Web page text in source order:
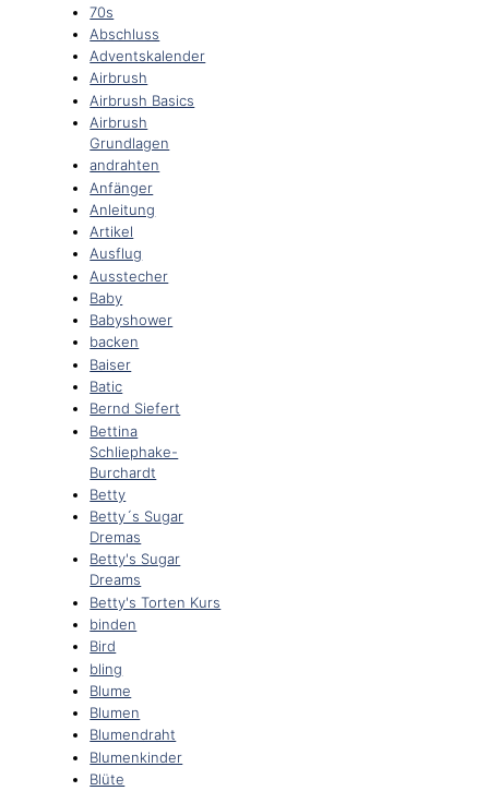
70s
Abschluss
Adventskalender
Airbrush
Airbrush Basics
Airbrush
Grundlagen
andrahten
Anfänger
Anleitung
Artikel
Ausflug
Ausstecher
Baby
Babyshower
backen
Baiser
Batic
Bernd Siefert
Bettina
Schliephake-
Burchardt
Betty
Betty´s Sugar
Dremas
Betty's Sugar
Dreams
Betty's Torten Kurs
binden
Bird
bling
Blume
Blumen
Blumendraht
Blumenkinder
Blüte